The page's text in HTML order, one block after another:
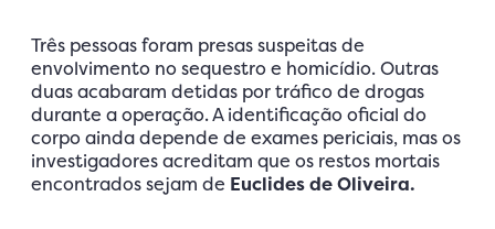
Três pessoas foram presas suspeitas de
envolvimento no sequestro e homicídio. Outras
duas acabaram detidas por tráfico de drogas
durante a operação. A identificação oficial do
corpo ainda depende de exames periciais, mas os
investigadores acreditam que os restos mortais
encontrados sejam de Euclides de Oliveira.